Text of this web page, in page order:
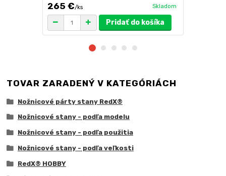
265 €/ks Skladom
Pridať do košíka
TOVAR ZARADENÝ V KATEGÓRIÁCH
Nožnicové párty stany RedX®
Nožnicové stany - podľa modelu
Nožnicové stany - podľa použitia
Nožnicové stany - podľa veľkosti
RedX® HOBBY